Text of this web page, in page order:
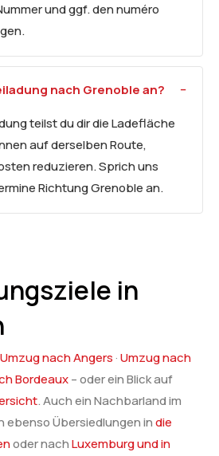
und ggf. den numéro
nach Grenoble an?
teilst du dir die Ladefläche
auf derselben Route,
reduzieren. Sprich uns
Richtung Grenoble an.
in
Umzug nach Angers ·Umzug nach
Bordeaux– oder ein Blick auf
. Auch ein Nachbarland im
ebenso Übersiedlungen indie
oder nachLuxemburg und in